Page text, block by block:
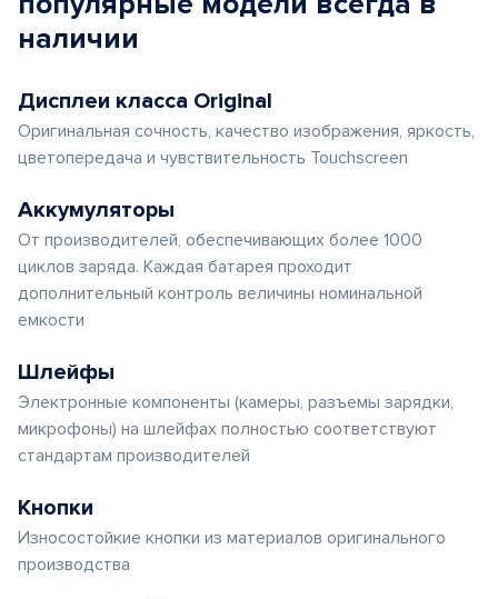
наличии
Дисплеи класса Original
Оригинальная сочность, качество изображения, яркость,
цветопередача и чувствительность Touchscreen
Аккумуляторы
От производителей, обеспечивающих более 1000
циклов заряда. Каждая батарея проходит
дополнительный контроль величины номинальной
емкости
Шлейфы
Электронные компоненты (камеры, разъемы зарядки,
микрофоны) на шлейфах полностью соответствуют
стандартам производителей
Кнопки
Износостойкие кнопки из материалов оригинального
производства